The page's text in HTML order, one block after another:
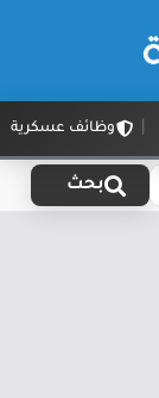
وظائف عسكرية
بحث